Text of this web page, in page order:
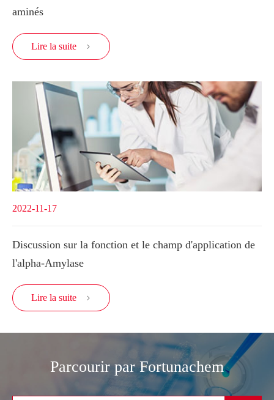
aminés
Lire la suite 
2022-11-17
Discussion sur la fonction et le champ d'application de
l'alpha-Amylase
Lire la suite 
Parcourir par Fortunachem